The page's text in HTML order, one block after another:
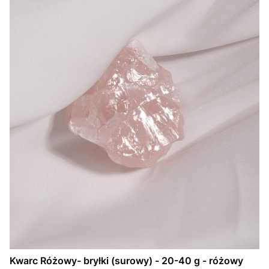
Kwarc Różowy- bryłki (surowy) - 20-40 g - różowy